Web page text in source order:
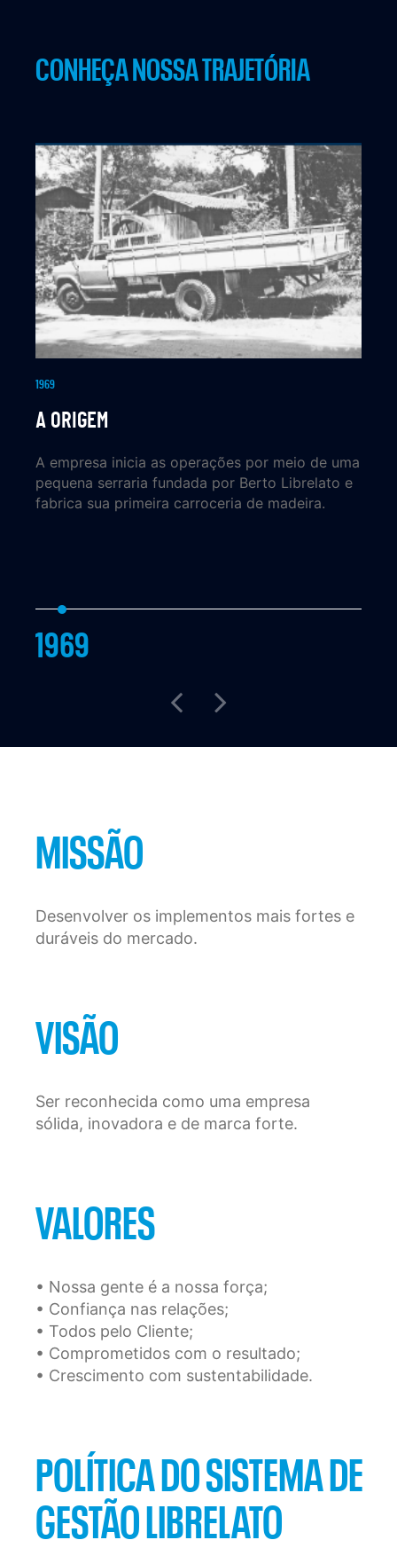
CONHEÇA NOSSA TRAJETÓRIA
1969
A ORIGEM
A empresa inicia as operações por meio de uma
pequena serraria fundada por Berto Librelato e
fabrica sua primeira carroceria de madeira.
1969
MISSÃO
Desenvolver os implementos mais fortes e
duráveis do mercado.
VISÃO
Ser reconhecida como uma empresa
sólida, inovadora e de marca forte.
VALORES
• Nossa gente é a nossa força;
• Confiança nas relações;
• Todos pelo Cliente;
• Comprometidos com o resultado;
• Crescimento com sustentabilidade.
POLÍTICA DO SISTEMA DE
GESTÃO LIBRELATO